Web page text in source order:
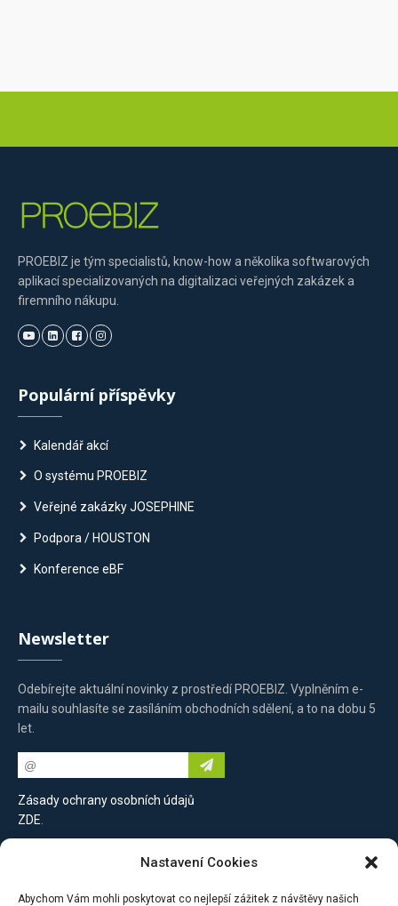
Nastavení Cookies
Abychom Vám mohli poskytovat co nejlepší zážitek z návštěvy našich
PROEBIZ je tým specialistů, know-how a několika softwarových
aplikací specializovaných na digitalizaci veřejných zakázek a
firemního nákupu.
Populární příspěvky
Kalendář akcí
O systému PROEBIZ
Veřejné zakázky JOSEPHINE
Podpora / HOUSTON
Konference eBF
Newsletter
Odebírejte aktuální novinky z prostředí PROEBIZ. Vyplněním e-
mailu souhlasíte se zasíláním obchodních sdělení, a to na dobu 5
let.
Zásady ochrany osobních údajů
ZDE